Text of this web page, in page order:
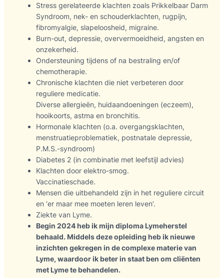
Stress gerelateerde klachten zoals Prikkelbaar Darm
Syndroom, nek- en schouderklachten, rugpijn,
fibromyalgie, slapeloosheid, migraine.
Burn-out, depressie, oververmoeidheid, angsten en
onzekerheid.
Ondersteuning tijdens of na bestraling en/of
chemotherapie.
Chronische klachten die niet verbeteren door
reguliere medicatie.
Diverse allergieën, huidaandoeningen (eczeem),
hooikoorts, astma en bronchitis.
Hormonale klachten (o.a. overgangsklachten,
menstruatieproblematiek, postnatale depressie,
P.M.S.-syndroom)
Diabetes 2 (in combinatie met leefstijl advies)
Klachten door elektro-smog.
Vaccinatieschade.
Mensen die uitbehandeld zijn in het reguliere circuit
en ‘er maar mee moeten leren leven’.
Ziekte van Lyme.
Begin 2024 heb ik mijn diploma Lymeherstel
behaald. Middels deze opleiding heb ik nieuwe
inzichten gekregen in de complexe materie van
Lyme, waardoor ik beter in staat ben om cliënten
met Lyme te behandelen.